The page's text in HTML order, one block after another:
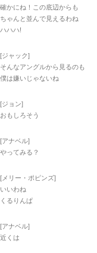
確かにね！この底辺からも
ちゃんと並んで見えるわね
ハハハ!
[ジャック]
そんなアングルから見るのも
僕は嫌いじゃないね
[ジョン]
おもしろそう
[アナベル]
やってみる？
[メリー・ポピンズ]
いいわね
くるりんぱ
[アナベル]
近くは